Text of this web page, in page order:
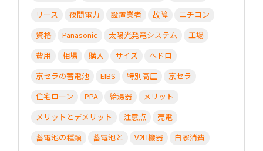
リース
夜間電力 設置業者 故障
ニチコン
資格
Panasonic 太陽光発電システム
工場
費用
相場 購入 サイズ
ヘドロ
京セラの蓄電池
EIBS 特別高圧
京セラ
住宅ローン
PPA 給湯器
メリット
メリットとデメリット
注意点
売電
蓄電池の種類
蓄電池と V2H機器
自家消費